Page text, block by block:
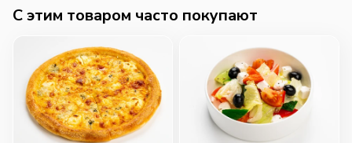
C этим товаром часто покупают